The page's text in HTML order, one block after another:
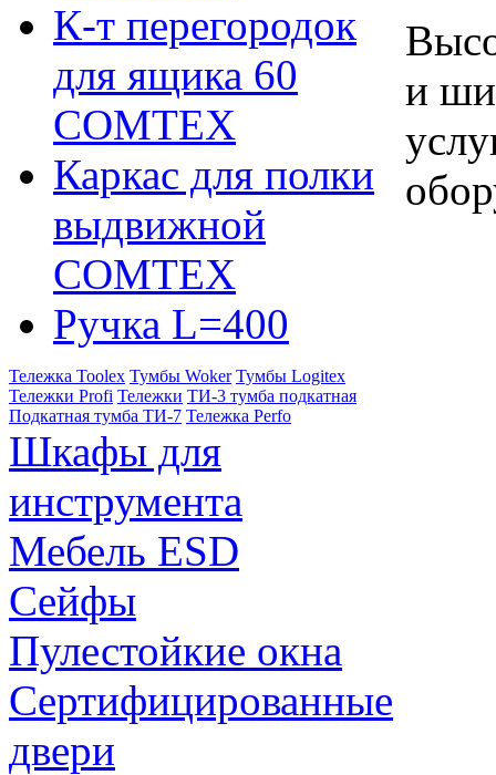
К-т перегородок
для ящика 60
COMTEX
Каркас для полки
выдвижной
COMTEX
Ручка L=400
Тележка Toolex Тумбы Woker Тумбы Logitex
Тележки Profi Тележки ТИ-3 тумба подкатная
Подкатная тумба ТИ-7 Тележка Perfo
Шкафы для
инструмента
Мебель ESD
Сейфы
Пулестойкие окна
Сертифицированные
двери
и